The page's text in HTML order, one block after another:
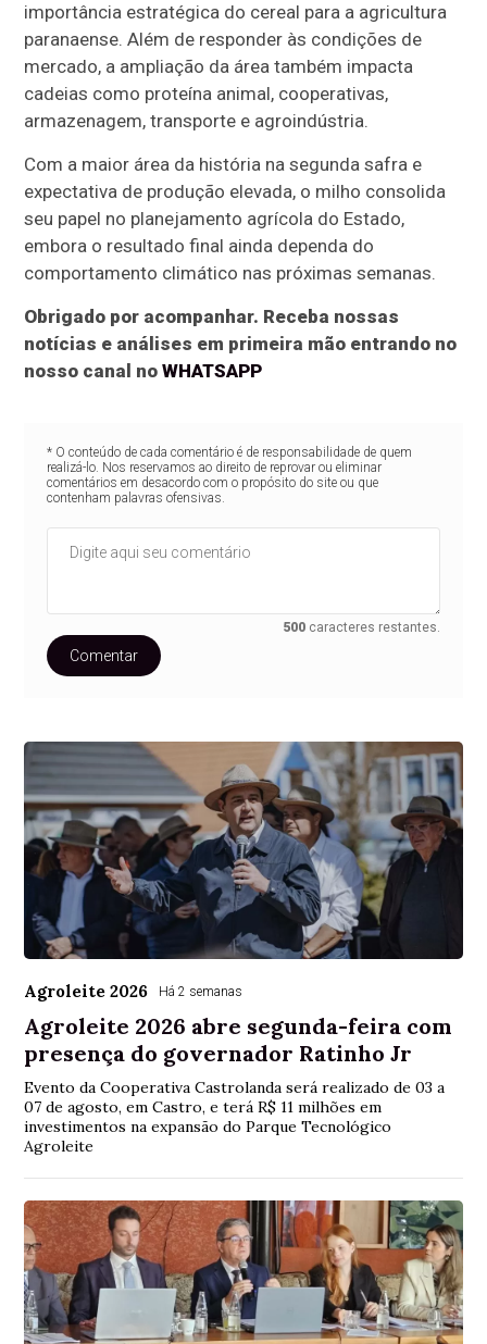
importância estratégica do cereal para a agricultura
paranaense. Além de responder às condições de
mercado, a ampliação da área também impacta
cadeias como proteína animal, cooperativas,
armazenagem, transporte e agroindústria.
Com a maior área da história na segunda safra e
expectativa de produção elevada, o milho consolida
seu papel no planejamento agrícola do Estado,
embora o resultado final ainda dependa do
comportamento climático nas próximas semanas.
Obrigado por acompanhar. Receba nossas
notícias e análises em primeira mão entrando no
nosso canal noWHATSAPP
* O conteúdo de cada comentário é de responsabilidade de quem
realizá-lo. Nos reservamos ao direito de reprovar ou eliminar
comentários em desacordo com o propósito do site ou que
contenham palavras ofensivas.
500 caracteres restantes.
Comentar
Agroleite 2026 Há 2 semanas
Agroleite 2026 abre segunda-feira com
presença do governador Ratinho Jr
Evento da Cooperativa Castrolanda será realizado de 03 a
07 de agosto, em Castro, e terá R$ 11 milhões em
investimentos na expansão do Parque Tecnológico
Agroleite